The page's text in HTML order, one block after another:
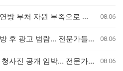
위협받는 어종 서식지 파괴, 연방 부처 자원 부족으로 조사 중단 08.06
앨버타, 온라인 도박 시장 개방 후 광고 범람... 전문가들 영향 분석 08.06
앨버타 독립 단체, 분리 독립 청사진 공개 임박… 전문가 검토 요청 08.06